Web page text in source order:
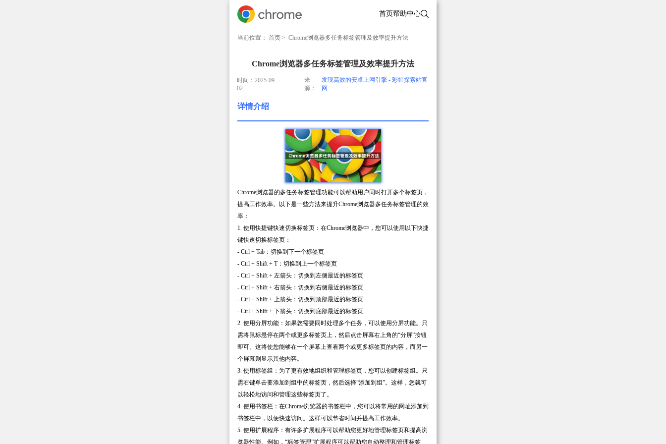
首页帮助中心
当前位置： 首页 > Chrome浏览器多任务标签管理及效率提升方法
Chrome浏览器多任务标签管理及效率提升方法
时间：2025-09-
02
来
源：
发现高效的安卓上网引擎 - 彩虹探索站官
网
详情介绍
Chrome浏览器的多任务标签管理功能可以帮助用户同时打开多个标签页，
提高工作效率。以下是一些方法来提升Chrome浏览器多任务标签管理的效
率：
1. 使用快捷键快速切换标签页：在Chrome浏览器中，您可以使用以下快捷
键快速切换标签页：
- Ctrl + Tab：切换到下一个标签页
- Ctrl + Shift + T：切换到上一个标签页
- Ctrl + Shift + 左箭头：切换到左侧最近的标签页
- Ctrl + Shift + 右箭头：切换到右侧最近的标签页
- Ctrl + Shift + 上箭头：切换到顶部最近的标签页
- Ctrl + Shift + 下箭头：切换到底部最近的标签页
2. 使用分屏功能：如果您需要同时处理多个任务，可以使用分屏功能。只
需将鼠标悬停在两个或更多标签页上，然后点击屏幕右上角的“分屏”按钮
即可。这将使您能够在一个屏幕上查看两个或更多标签页的内容，而另一
个屏幕则显示其他内容。
3. 使用标签组：为了更有效地组织和管理标签页，您可以创建标签组。只
需右键单击要添加到组中的标签页，然后选择“添加到组”。这样，您就可
以轻松地访问和管理这些标签页了。
4. 使用书签栏：在Chrome浏览器的书签栏中，您可以将常用的网址添加到
书签栏中，以便快速访问。这样可以节省时间并提高工作效率。
5. 使用扩展程序：有许多扩展程序可以帮助您更好地管理标签页和提高浏
览器性能。例如，“标签管理”扩展程序可以帮助您自动整理和管理标签